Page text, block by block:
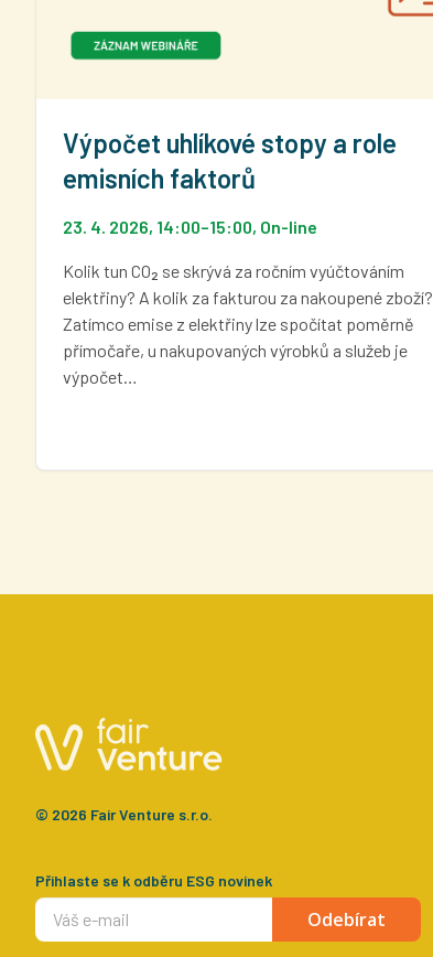
Výpočet uhlíkové stopy a role
emisních faktorů
23. 4. 2026, 14:00–15:00, On-line
Kolik tun CO₂ se skrývá za ročním vyúčtováním
elektřiny? A kolik za fakturou za nakoupené zboží?
Zatímco emise z elektřiny lze spočítat poměrně
přímočaře, u nakupovaných výrobků a služeb je
výpočet…
© 2026 Fair Venture s.r.o.
Přihlaste se k odběru ESG novinek
Odebírat